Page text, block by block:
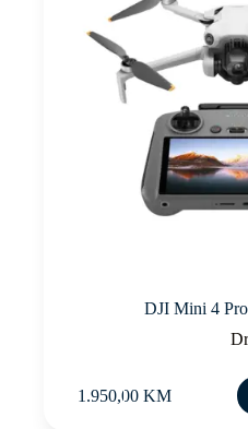
DJI Mini 4
1.950,00 KM